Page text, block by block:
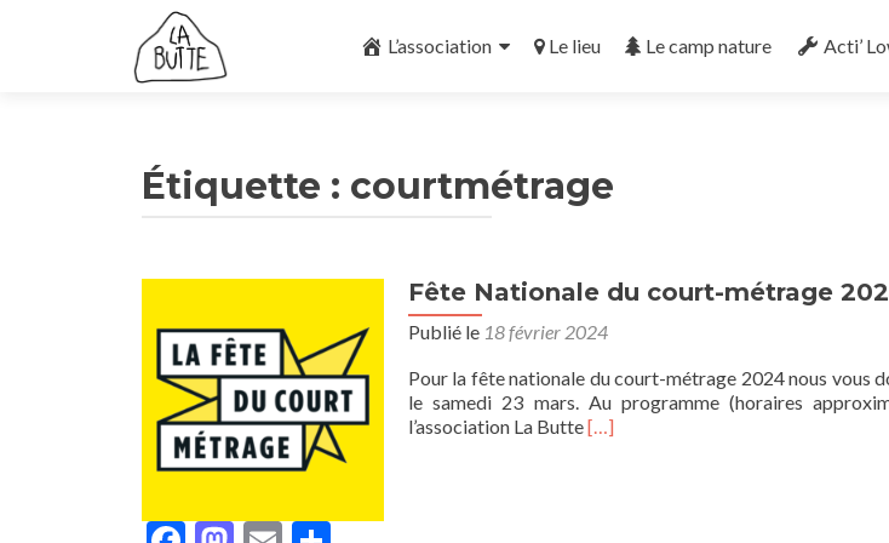
au L’association Le lieu Le camp nature Acti’
Étiquette : courtmétrage
Fête Nationale du court-métrage
Publié le 18 février 2024
Pour la fête nationale du court-métrage 2024 nous vous
le samedi 23 mars. Au programme (horaires
l’association La ButteEn
[…]